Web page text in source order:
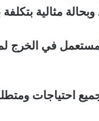
وبحالة مثالية
في الخرج
احتياجات